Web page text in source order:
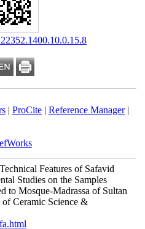
|ProCite |Reference Manager
RefWorks
Features of Safavid
Studies on the Samples
to Mosque-Madrassa of Sultan
of Ceramic Science &